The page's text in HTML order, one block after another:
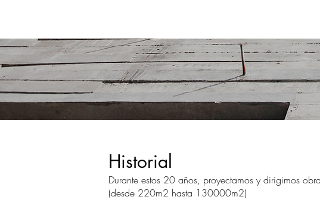
Historial
Durante estos 20 años, proyectamos y dirigimos
(desde 220m2 hasta 130000m2)